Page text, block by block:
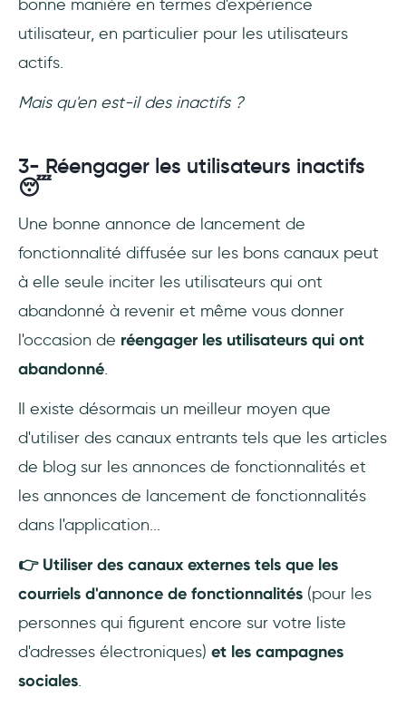
bonne manière en termes d'expérience
utilisateur, en particulier pour les utilisateurs
actifs.
Mais qu'en est-il des inactifs ?
3- Réengager les utilisateurs inactifs
😴
Une bonne annonce de lancement de
fonctionnalité diffusée sur les bons canaux peut
à elle seule inciter les utilisateurs qui ont
abandonné à revenir et même vous donner
l'occasion de réengager les utilisateurs qui ont
abandonné.
Il existe désormais un meilleur moyen que
d'utiliser des canaux entrants tels que les articles
de blog sur les annonces de fonctionnalités et
les annonces de lancement de fonctionnalités
dans l'application...
👉 Utiliser des canaux externes tels que les
courriels d'annonce de fonctionnalités (pour les
personnes qui figurent encore sur votre liste
d'adresses électroniques) et les campagnes
sociales.